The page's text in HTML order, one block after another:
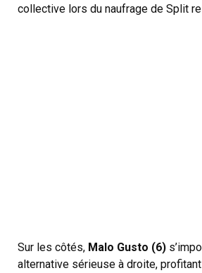
collective lors du naufrage de Split
Sur les côtés, Malo Gusto (6)
alternative sérieuse à droite,